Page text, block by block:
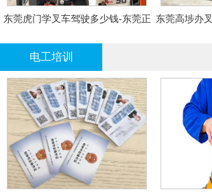
东莞虎门学叉车驾驶多少钱-东莞正 东莞高埗办
电工培训